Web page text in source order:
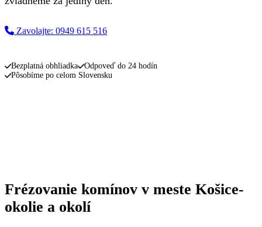
Zavolajte: 0949 615 516
Bezplatná obhliadka
Odpoveď do 24 hodín
Pôsobíme po celom Slovensku
Frézovanie komínov v meste Košice-
okolie a okolí